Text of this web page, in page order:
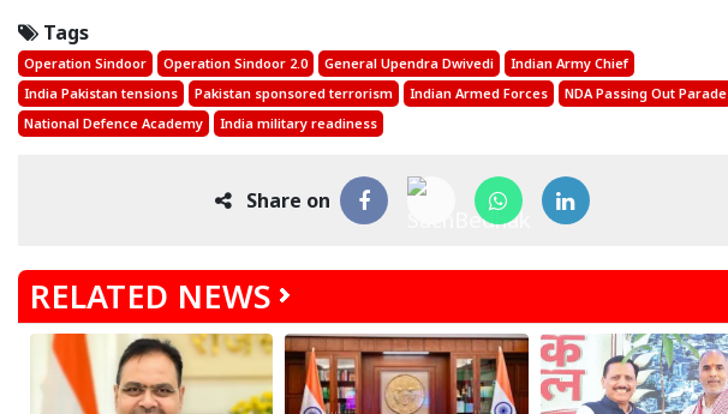
Tags
Operation Sindoor Operation Sindoor 2.0 General Upendra Dwivedi
Indian Army Chief
India Pakistan tensions
Pakistan sponsored terrorism Indian Armed Forces
NDA Passing Out Parade
National Defence Academy
India military readiness
Share on
RELATED NEWS